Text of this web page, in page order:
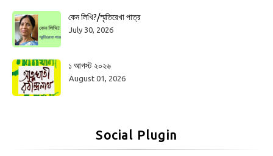
কেন লিখি?/স্মৃতিরেখা পাত্র
July 30, 2026
১ আগস্ট ২০২৬
August 01, 2026
Social Plugin